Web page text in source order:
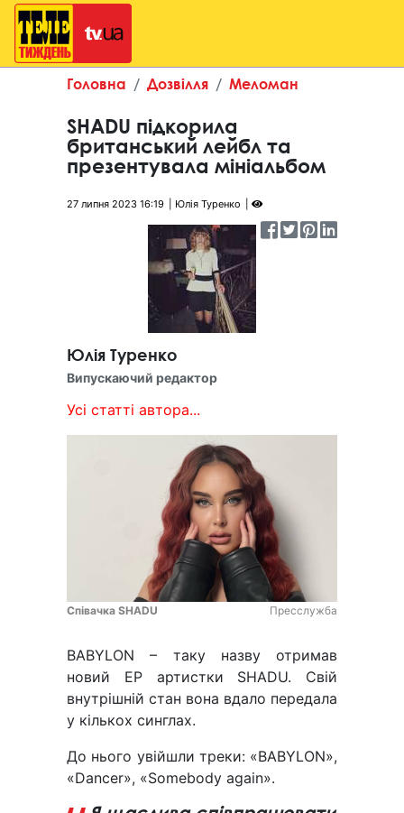
Головна Дозвілля Меломан
SHADU підкорила
британський лейбл та
презентувала мініальбом
27 липня 2023 16:19 Юлія Туренко
Юлія Туренко
Випускаючий редактор
Усі статті автора...
Співачка SHADU Пресслужба
BABYLON – таку назву отримав
новий EP артистки SHADU. Свій
внутрішній стан вона вдало передала
у кількох синглах.
До нього увійшли треки: «BABYLON»,
«Dancer», «Somebody again».